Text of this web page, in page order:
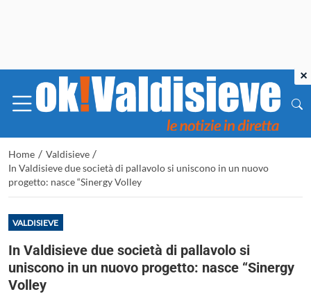
Home / Valdisieve /
In Valdisieve due società di pallavolo si uniscono in un nuovo
progetto: nasce “Sinergy Volley
VALDISIEVE
In Valdisieve due società di pallavolo si
uniscono in un nuovo progetto: nasce “Sinergy
Volley
×